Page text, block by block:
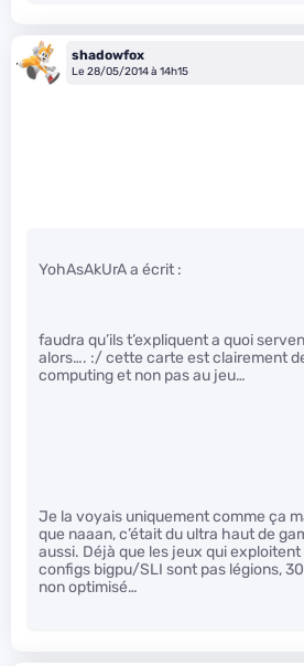
shadowfox
Le 28/05/2014 à 14h15
YohAsAkUrA a écrit :
faudra qu’ils t’expliquent a quoi
alors…. :/ cette carte est clairement
computing et non pas au jeu…
Je la voyais uniquement comme ça
que naaan, c’était du ultra haut de
aussi. Déjà que les jeux qui
configs bigpu/SLI sont pas légions,
non optimisé…